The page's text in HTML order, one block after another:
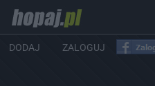
DODAJ ZALOGUJ